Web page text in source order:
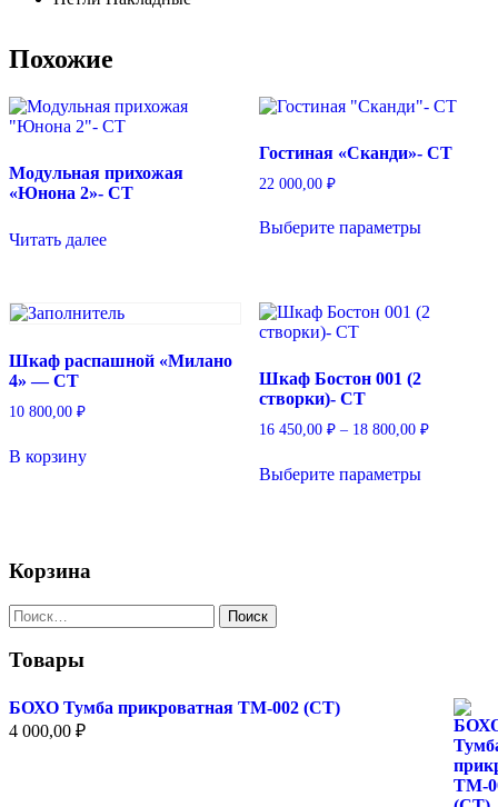
Похожие
Модульная прихожая
«Юнона 2»- СТ
Читать далее
Гостиная «Сканди»- СТ
22 000,00 ₽
Выберите параметрытовар
Опции
на
странице
Шкаф распашной «Милано
4» — СТ
10 800,00 ₽
В корзину
Шкаф Бостон 001 (2
створки)- СТ
16 450,00 ₽ – 18 800,00 ₽Диапазон
Выберите параметрытовар
Корзина
Найти:
Товары
БОХО Тумба прикроватная ТМ-002 (СТ)
4 000,00 ₽